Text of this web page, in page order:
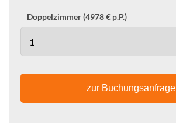
Doppelzimmer (4978 € p.P.)
zur Buchungsanfrage